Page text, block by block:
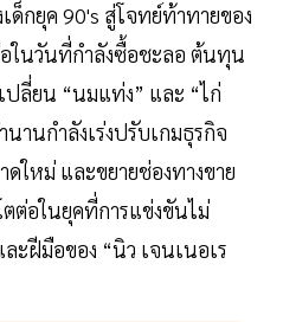
ด็กยุค 90's สู่โจทย์ท้าทายของ
ในวันที่กำลังซื้อชะลอ ต้นทุน
ลี่ยน “นมแท่ง” และ “ไก่
านกำลังเร่งปรับเกมธุรกิจ
ใหม่ และขยายช่องทางขาย
ต่อในยุคที่การแข่งขันไม่
ะฝีมือของ “นิว เจนเนอเร